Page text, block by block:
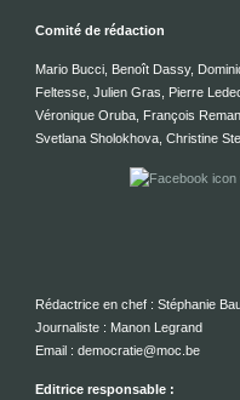
Comité de rédaction
Mario Bucci, Benoît Dassy,
Feltesse, Julien Gras, Pierre
Véronique Oruba, François
Svetlana Sholokhova, Christine
Rédactrice en chef : Stéphanie
Journaliste : Manon Legrand
Email : democratie@moc.be
Editrice responsable :